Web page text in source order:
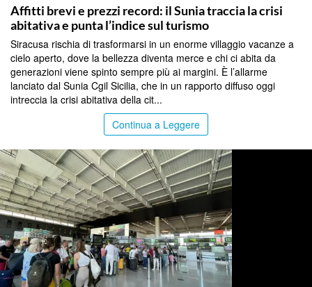
Affitti brevi e prezzi record: il Sunia traccia la crisi
abitativa e punta l’indice sul turismo
Siracusa rischia di trasformarsi in un enorme villaggio vacanze a
cielo aperto, dove la bellezza diventa merce e chi ci abita da
generazioni viene spinto sempre più ai margini. È l’allarme
lanciato dal Sunia Cgil Sicilia, che in un rapporto diffuso oggi
intreccia la crisi abitativa della cit...
Continua a Leggere